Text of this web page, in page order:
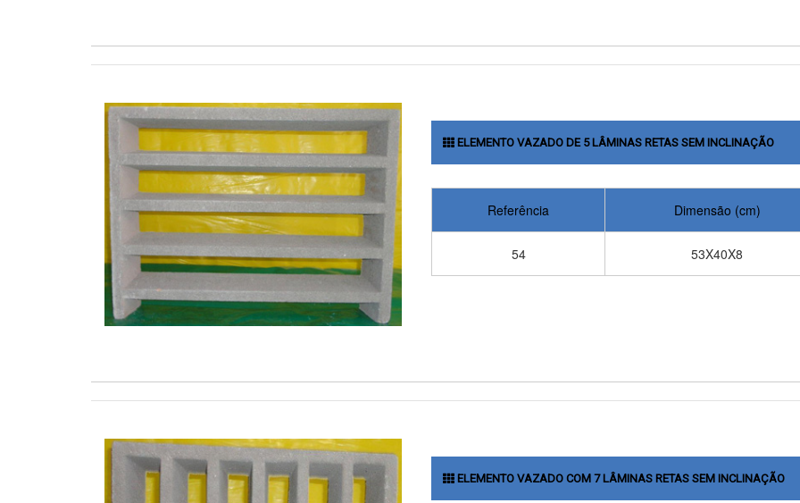
ELEMENTO VAZADO DE 5 LÂMINAS RETAS SEM INCLINAÇÃO
Referência Dimensão (cm)
54 53X40X8
ELEMENTO VAZADO COM 7 LÂMINAS RETAS SEM INCLINAÇÃO